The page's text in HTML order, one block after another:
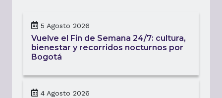
5 Agosto 2026
Vuelve el Fin de Semana 24/7: cultura,
bienestar y recorridos nocturnos por
Bogotá
4 Agosto 2026